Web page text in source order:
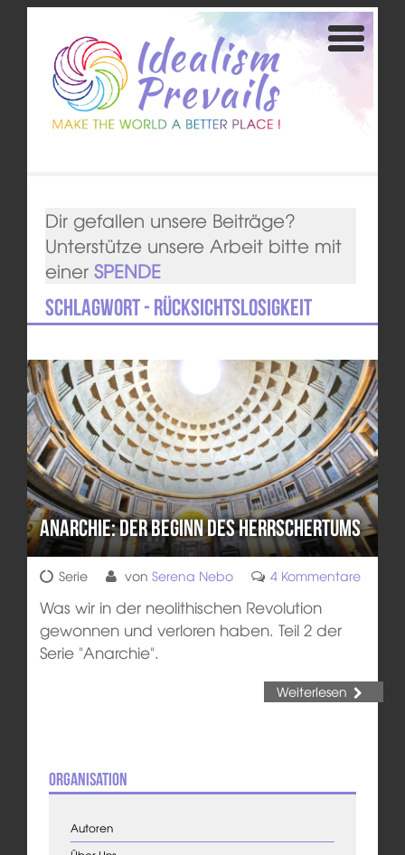
Dir gefallen unsere Beiträge?
Unterstütze unsere Arbeit bitte mit
einer SPENDE
Schlagwort - Rücksichtslosigkeit
Anarchie: Der Beginn des Herrschertums
Serie von Serena Nebo 4 Kommentare
Was wir in der neolithischen Revolution
gewonnen und verloren haben. Teil 2 der
Serie "Anarchie".
Weiterlesen
Organisation
Autoren